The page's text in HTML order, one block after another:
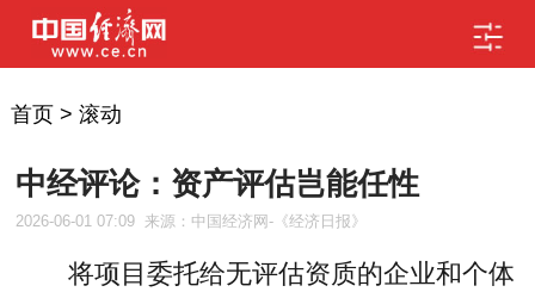
首页> 滚动
中经评论：资产评估岂能任性
2026-06-01 07:09 来源：中国经济网-《经济日报》
将项目委托给无评估资质的企业和个体